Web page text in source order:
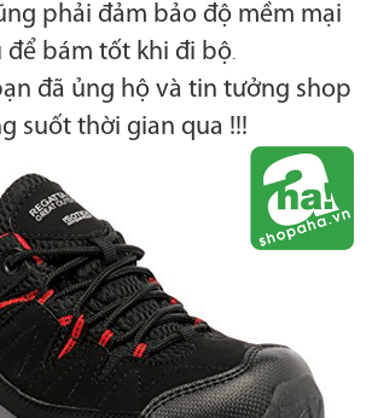
phải đảm bảo độ mềm mại
để bám tốt khi đi bộ.
đã ủng hộ và tin tưởng shop
suốt thời gian qua !!!